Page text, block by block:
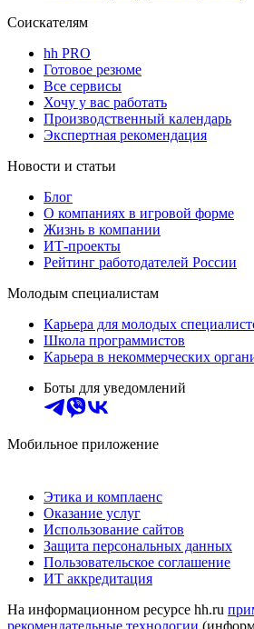
Соискателям
hh PRO
Готовое резюме
Все сервисы
Хочу у вас работать
Производственный календарь
Экспертная рекомендация
Новости и статьи
Блог
О компаниях в игровой форме
Жизнь в компании
ИТ-проекты
Рейтинг работодателей России
Молодым специалистам
Карьера для молодых
Школа программистов
Карьера в некоммерческих
Боты для уведомлений
Мобильное приложение
Этика и комплаенс
Оказание услуг
Использование сайтов
Защита персональных данных
Пользовательское соглашение
ИТ аккредитация
На информационном ресурсе hh.ru
рекомендательные технологии